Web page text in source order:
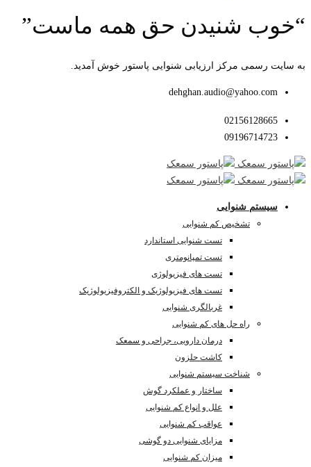
“خوب شنیدن حق همه ماست”
به سایت رسمی مرکز ارزیابی شنوایی پاستور خوش آمدید.
dehghan.audio@yahoo.com
02156128665
09196714723
سیستم شنوایی
تشخیص کم شنوایی
تست شنوایی استاندارد
تست تمپانومتری
تست های فیزیولوژی
تست های فیزیولوژیک و الکتروفیزیولوژیک
غربالگری شنوایی
راه حل های کم شنوایی
درمان دارویی، جراحی و سمعک
کاشت حلزون
شناخت سیستم شنوایی
ساختار و عملکرد گوش
علل و انواع کم شنوایی
عواقب کم شنوایی
مزایای شنوایی دو گوشی
میزان کم شنوایی